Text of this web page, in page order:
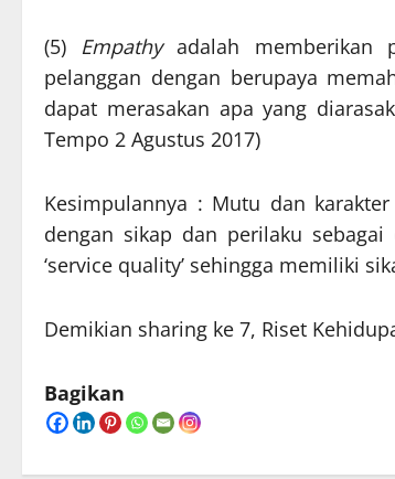
(5) Empathyadalah memberikan
pelanggan dengan berupaya
dapat merasakan apa yang
Tempo 2 Agustus 2017)
Kesimpulannya : Mutu dan
dengan sikap dan perilaku
‘service quality’ sehingga memiliki
Demikian sharing ke 7, Riset
Bagikan